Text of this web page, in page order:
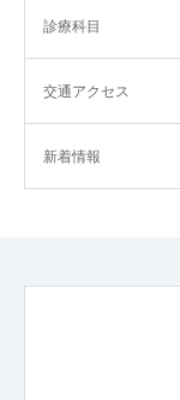
診療科目
交通アクセス
新着情報